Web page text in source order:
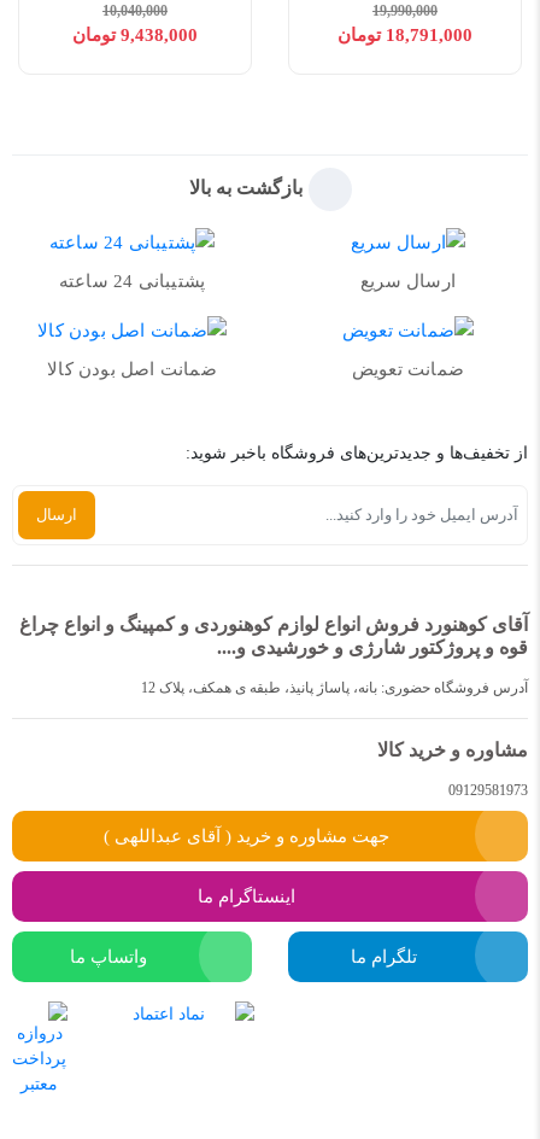
19,990,000
18,791,000 تومان
10,040,000
9,438,000 تومان
بازگشت به بالا
ارسال سریع پشتیبانی 24 ساعته
ضمانت تعویض ضمانت اصل بودن کالا
از تخفیف‌ها و جدیدترین‌های فروشگاه باخبر شوید:
آقای کوهنورد فروش انواع لوازم کوهنوردی و کمپینگ و انواع چراغ
قوه و پروژکتور شارژی و خورشیدی و....
آدرس فروشگاه حضوری: بانه، پاساژ پانیذ، طبقه ی همکف، پلاک 12
مشاوره و خرید کالا
09129581973
جهت مشاوره و خرید ( آقای عبداللهی )
اینستاگرام ما
تلگرام ما واتساپ ما